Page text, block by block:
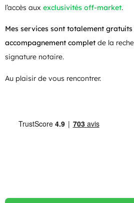
l’accès aux exclusivités off-market.
Mes services sont totalement
accompagnement complet de la
signature notaire.
Au plaisir de vous rencontrer.